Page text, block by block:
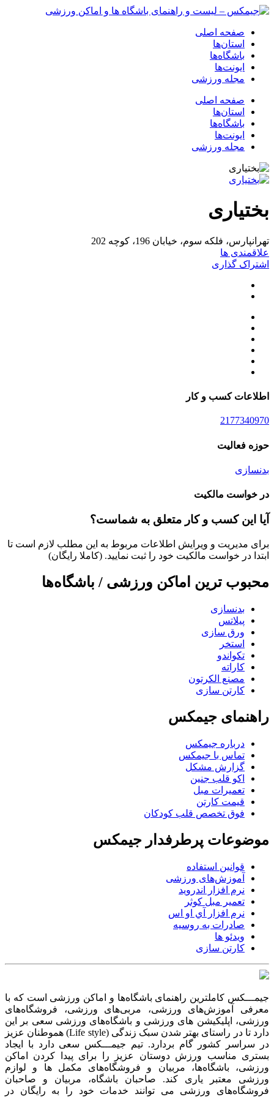
صفحه اصلی
استان‌ها
باشگاه‌ها
ایونت‌ها
مجله ورزشی
صفحه اصلی
استان‌ها
باشگاه‌ها
ایونت‌ها
مجله ورزشی
بختیاری
تهرانپارس، فلکه سوم، خیابان 196، کوچه 202
علاقمندی ها
اشتراک گذاری
اطلاعات کسب و کار
2177340970
حوزه فعالیت
بدنسازی
در خواست مالکیت
آیا این کسب و کار متعلق به شماست؟
برای مدیریت و ویرایش اطلاعات مربوط به این مطلب لازم است تا
ابتدا در خواست مالکیت خود را ثبت نمایید. (کاملا رایگان)
محبوب ترین اماکن ورزشی / باشگاه‌ها
بدنسازی
پیلاتس
ورق سازی
استخر
تکواندو
کاراته
مصنع الکرتون
کارتن سازی
راهنمای جیمکس
درباره جیمکس
تماس با جیمکس
گزارش مشکل
اکو قلب جنین
تعمیرات مبل
قیمت کارتن
فوق تخصص قلب کودکان
موضوعات پرطرفدار جیمکس
قوانین استفاده
آموزش‌های ورزشی
نرم افزار اندروید
تعمیر مبل کوثر
نرم افزار آي او اس
صادرات به روسیه
ویدئو ها
کارتن سازی
جیمـــکس کاملترین راهنمای باشگاه‌ها و اماکن ورزشی است که با
معرفی آموزش‌های ورزشی، مربی‌های ورزشی، فروشگاه‌های
ورزشی، اپلیکیشن های ورزشی و باشگاه‌های ورزشی سعی بر این
دارد تا در راستای بهتر شدن سبک زندگی (Life style) هموطنان عزیز
در سراسر کشور گام بردارد. تیم جیمـــکس سعی دارد با ایجاد
بستری مناسب ورزش دوستان عزیز را برای پیدا کردن اماکن
ورزشی، باشگاه‌ها، مربیان و فروشگاه‌های مکمل ها و لوازم
ورزشی معتبر یاری کند. صاحبان باشگاه‌، مربیان و صاحبان
فروشگاه‌های ورزشی می توانند خدمات خود را به رایگان در